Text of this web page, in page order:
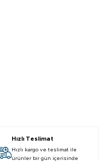
Hızlı Teslimat
Hızlı kargo ve teslimat ile
ürünler bir gün içerisinde